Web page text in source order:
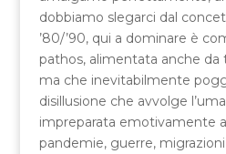
dobbiamo slegarci dal
’80/’90, qui a dominare è
pathos, alimentata anche
ma che inevitabilmente
disillusione che avvolge
impreparata emotivamente
pandemie, guerre,